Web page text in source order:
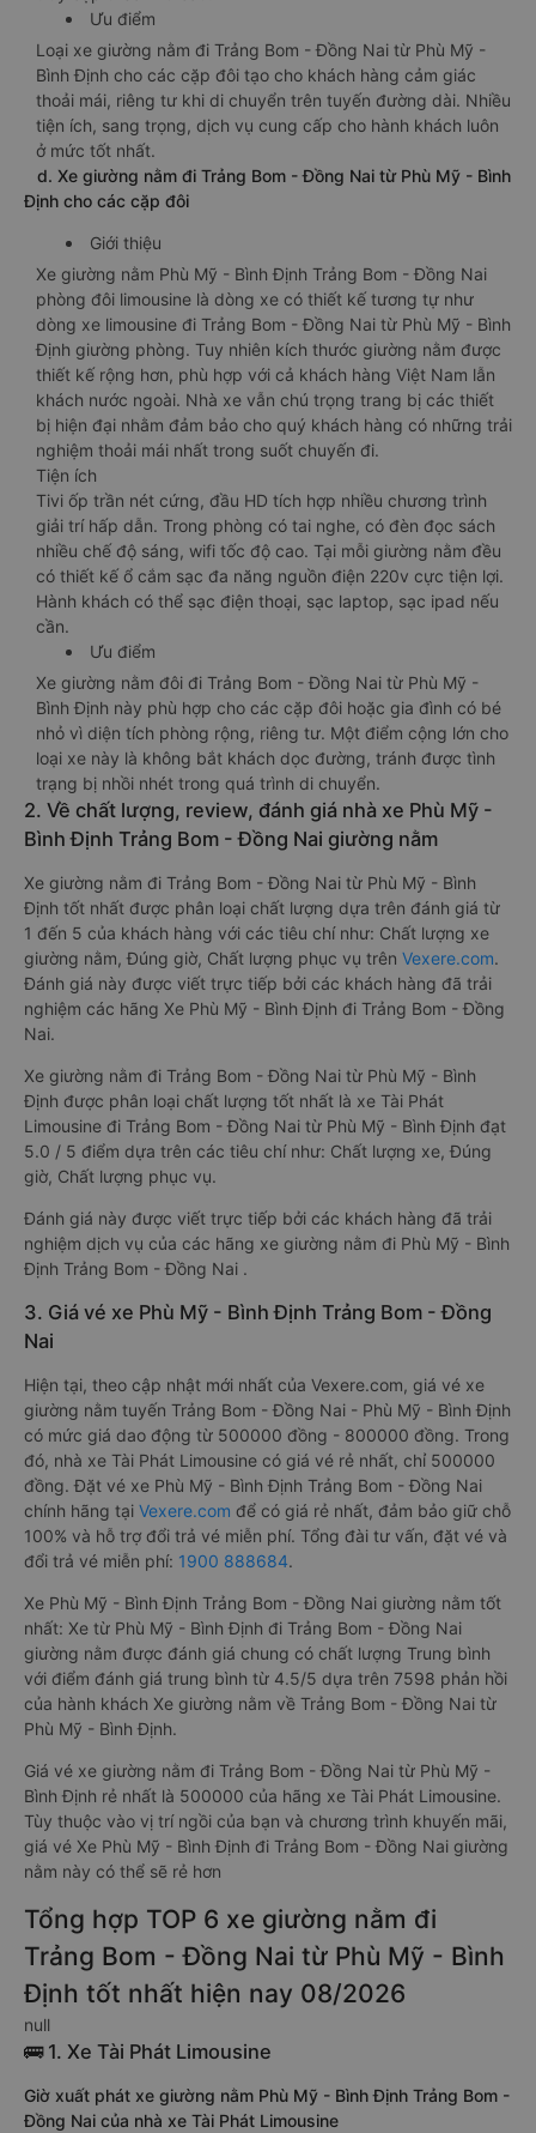
Ưu điểm
Loại xe giường nằm đi Trảng Bom - Đồng Nai từ Phù Mỹ -
Bình Định cho các cặp đôi tạo cho khách hàng cảm giác
thoải mái, riêng tư khi di chuyển trên tuyến đường dài. Nhiều
tiện ích, sang trọng, dịch vụ cung cấp cho hành khách luôn
ở mức tốt nhất.
d. Xe giường nằm đi Trảng Bom - Đồng Nai từ Phù Mỹ - Bình
Định cho các cặp đôi
Giới thiệu
Xe giường nằm Phù Mỹ - Bình Định Trảng Bom - Đồng Nai
phòng đôi limousine là dòng xe có thiết kế tương tự như
dòng xe limousine đi Trảng Bom - Đồng Nai từ Phù Mỹ - Bình
Định giường phòng. Tuy nhiên kích thước giường nằm được
thiết kế rộng hơn, phù hợp với cả khách hàng Việt Nam lẫn
khách nước ngoài. Nhà xe vẫn chú trọng trang bị các thiết
bị hiện đại nhằm đảm bảo cho quý khách hàng có những trải
nghiệm thoải mái nhất trong suốt chuyến đi.
Tiện ích
Tivi ốp trần nét cứng, đầu HD tích hợp nhiều chương trình
giải trí hấp dẫn. Trong phòng có tai nghe, có đèn đọc sách
nhiều chế độ sáng, wifi tốc độ cao. Tại mỗi giường nằm đều
có thiết kế ổ cắm sạc đa năng nguồn điện 220v cực tiện lợi.
Hành khách có thể sạc điện thoại, sạc laptop, sạc ipad nếu
cần.
Ưu điểm
Xe giường nằm đôi đi Trảng Bom - Đồng Nai từ Phù Mỹ -
Bình Định này phù hợp cho các cặp đôi hoặc gia đình có bé
nhỏ vì diện tích phòng rộng, riêng tư. Một điểm cộng lớn cho
loại xe này là không bắt khách dọc đường, tránh được tình
trạng bị nhồi nhét trong quá trình di chuyển.
2. Về chất lượng, review, đánh giá nhà xe Phù Mỹ -
Bình Định Trảng Bom - Đồng Nai giường nằm
Xe giường nằm đi Trảng Bom - Đồng Nai từ Phù Mỹ - Bình
Định tốt nhất được phân loại chất lượng dựa trên đánh giá từ
1 đến 5 của khách hàng với các tiêu chí như: Chất lượng xe
giường nằm, Đúng giờ, Chất lượng phục vụ trên Vexere.com.
Đánh giá này được viết trực tiếp bởi các khách hàng đã trải
nghiệm các hãng Xe Phù Mỹ - Bình Định đi Trảng Bom - Đồng
Nai.
Xe giường nằm đi Trảng Bom - Đồng Nai từ Phù Mỹ - Bình
Định được phân loại chất lượng tốt nhất là xe Tài Phát
Limousine đi Trảng Bom - Đồng Nai từ Phù Mỹ - Bình Định đạt
5.0 / 5 điểm dựa trên các tiêu chí như: Chất lượng xe, Đúng
giờ, Chất lượng phục vụ.
Đánh giá này được viết trực tiếp bởi các khách hàng đã trải
nghiệm dịch vụ của các hãng xe giường nằm đi Phù Mỹ - Bình
Định Trảng Bom - Đồng Nai .
3. Giá vé xe Phù Mỹ - Bình Định Trảng Bom - Đồng
Nai
Hiện tại, theo cập nhật mới nhất của Vexere.com, giá vé xe
giường nằm tuyến Trảng Bom - Đồng Nai - Phù Mỹ - Bình Định
có mức giá dao động từ 500000 đồng - 800000 đồng. Trong
đó, nhà xe Tài Phát Limousine có giá vé rẻ nhất, chỉ 500000
đồng. Đặt vé xe Phù Mỹ - Bình Định Trảng Bom - Đồng Nai
chính hãng tại Vexere.com để có giá rẻ nhất, đảm bảo giữ chỗ
100% và hỗ trợ đổi trả vé miễn phí. Tổng đài tư vấn, đặt vé và
đổi trả vé miễn phí: 1900 888684.
Xe Phù Mỹ - Bình Định Trảng Bom - Đồng Nai giường nằm tốt
nhất: Xe từ Phù Mỹ - Bình Định đi Trảng Bom - Đồng Nai
giường nằm được đánh giá chung có chất lượng Trung bình
với điểm đánh giá trung bình từ 4.5/5 dựa trên 7598 phản hồi
của hành khách Xe giường nằm về Trảng Bom - Đồng Nai từ
Phù Mỹ - Bình Định.
Giá vé xe giường nằm đi Trảng Bom - Đồng Nai từ Phù Mỹ -
Bình Định rẻ nhất là 500000 của hãng xe Tài Phát Limousine.
Tùy thuộc vào vị trí ngồi của bạn và chương trình khuyến mãi,
giá vé Xe Phù Mỹ - Bình Định đi Trảng Bom - Đồng Nai giường
nằm này có thể sẽ rẻ hơn
Tổng hợp TOP 6 xe giường nằm đi
Trảng Bom - Đồng Nai từ Phù Mỹ - Bình
Định tốt nhất hiện nay 08/2026
null
🚌 1. Xe Tài Phát Limousine
Giờ xuất phát xe giường nằm Phù Mỹ - Bình Định Trảng Bom -
Đồng Nai của nhà xe Tài Phát Limousine